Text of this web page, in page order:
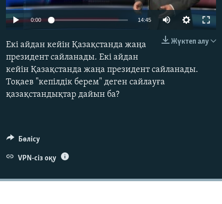
ЖАЗЫЛЫҢЫЗ
Басқа тілдерде
0:00 14:45
Жүктеп алу
Екі айдан кейін Қазақстанда жаңа
президент сайланады. Екі айдан
кейін Қазақстанда жаңа президент сайланады.
Тоқаев "кепілдік берем" деген сайлауға
қазақстандықтар дайын ба?
Бөлісу
VPN-сіз оқу